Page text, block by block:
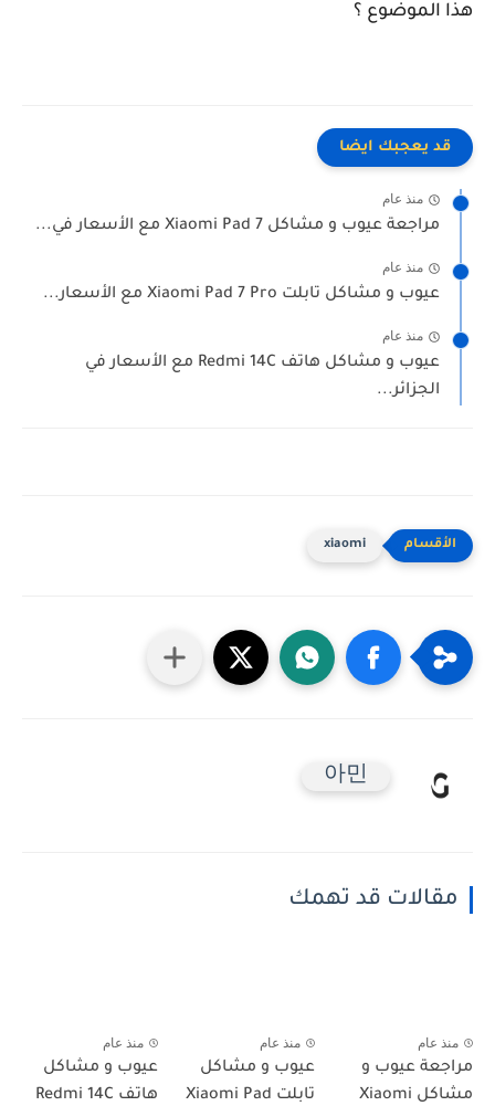
هذا الموضوع ؟
قد يعجبك ايضا
منذ عام
مراجعة عيوب و مشاكل Xiaomi Pad 7 مع الأسعار في...
منذ عام
عيوب و مشاكل تابلت Xiaomi Pad 7 Pro مع الأسعار...
منذ عام
عيوب و مشاكل هاتف Redmi 14C مع الأسعار في
الجزائر...
xiaomi
아민
مقالات قد تهمك
منذ عام
مراجعة عيوب و
مشاكل Xiaomi
منذ عام
عيوب و مشاكل
تابلت Xiaomi Pad
منذ عام
عيوب و مشاكل
هاتف Redmi 14C